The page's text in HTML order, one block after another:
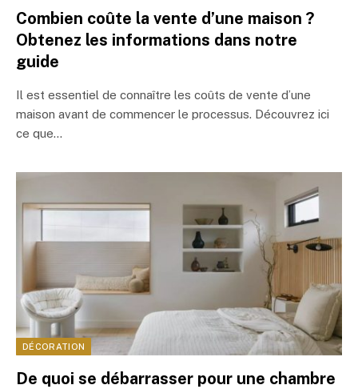
Combien coûte la vente d’une maison ?
Obtenez les informations dans notre
guide
Il est essentiel de connaître les coûts de vente d’une
maison avant de commencer le processus. Découvrez ici
ce que…
DÉCORATION
De quoi se débarrasser pour une chambre